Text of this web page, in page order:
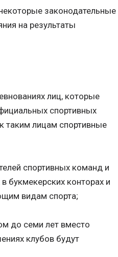
законодательные
на результаты
лиц, которые
спортивных
таким лицам спортивные
спортивных команд и
букмекерских конторах и
видам спорта;
до семи лет вместо
клубов будут